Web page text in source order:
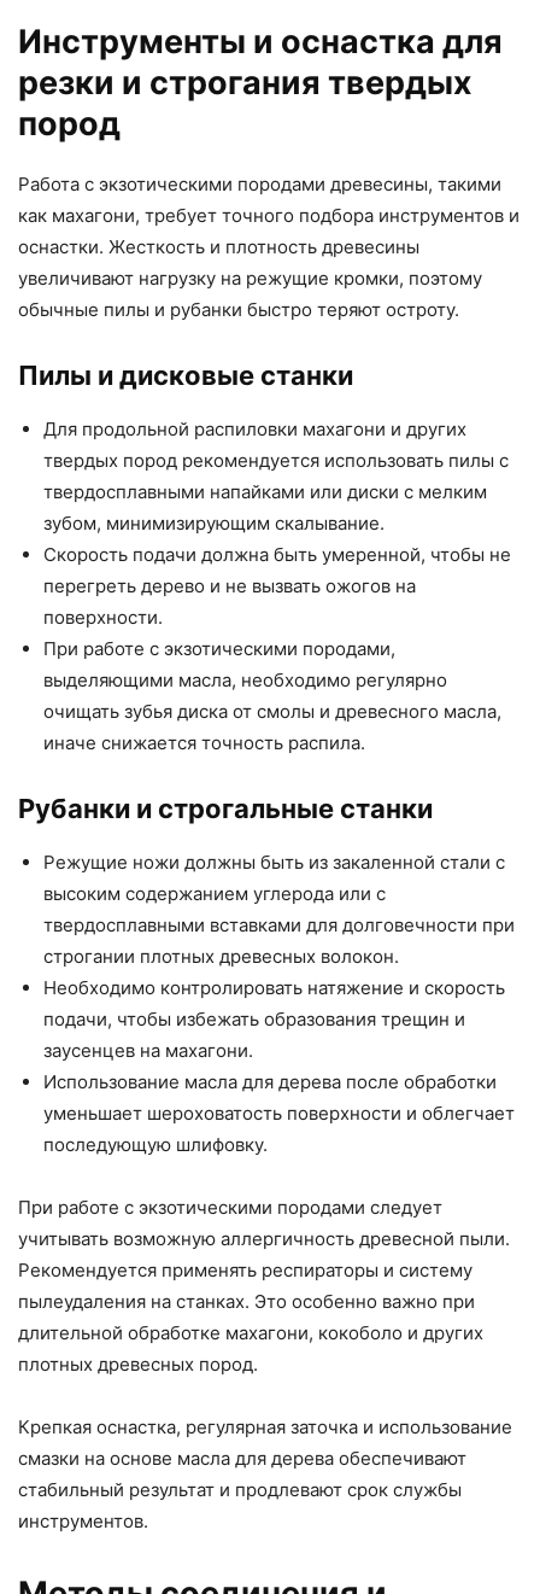
Инструменты и оснастка для
резки и строгания твердых
пород
Работа с экзотическими породами древесины, такими
как махагони, требует точного подбора инструментов и
оснастки. Жесткость и плотность древесины
увеличивают нагрузку на режущие кромки, поэтому
обычные пилы и рубанки быстро теряют остроту.
Пилы и дисковые станки
Для продольной распиловки махагони и других
твердых пород рекомендуется использовать пилы с
твердосплавными напайками или диски с мелким
зубом, минимизирующим скалывание.
Скорость подачи должна быть умеренной, чтобы не
перегреть дерево и не вызвать ожогов на
поверхности.
При работе с экзотическими породами,
выделяющими масла, необходимо регулярно
очищать зубья диска от смолы и древесного масла,
иначе снижается точность распила.
Рубанки и строгальные станки
Режущие ножи должны быть из закаленной стали с
высоким содержанием углерода или с
твердосплавными вставками для долговечности при
строгании плотных древесных волокон.
Необходимо контролировать натяжение и скорость
подачи, чтобы избежать образования трещин и
заусенцев на махагони.
Использование масла для дерева после обработки
уменьшает шероховатость поверхности и облегчает
последующую шлифовку.
При работе с экзотическими породами следует
учитывать возможную аллергичность древесной пыли.
Рекомендуется применять респираторы и систему
пылеудаления на станках. Это особенно важно при
длительной обработке махагони, кокоболо и других
плотных древесных пород.
Крепкая оснастка, регулярная заточка и использование
смазки на основе масла для дерева обеспечивают
стабильный результат и продлевают срок службы
инструментов.